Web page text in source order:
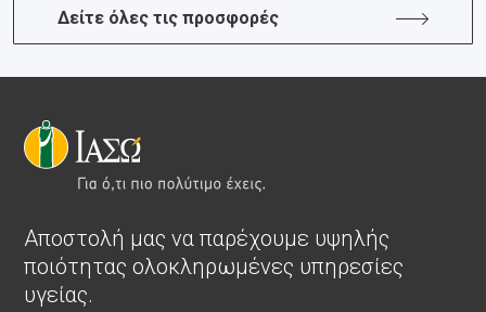
Δείτε όλες τις προσφορές
Αποστολή μας να παρέχουμε υψηλής
ποιότητας ολοκληρωμένες υπηρεσίες
υγείας.